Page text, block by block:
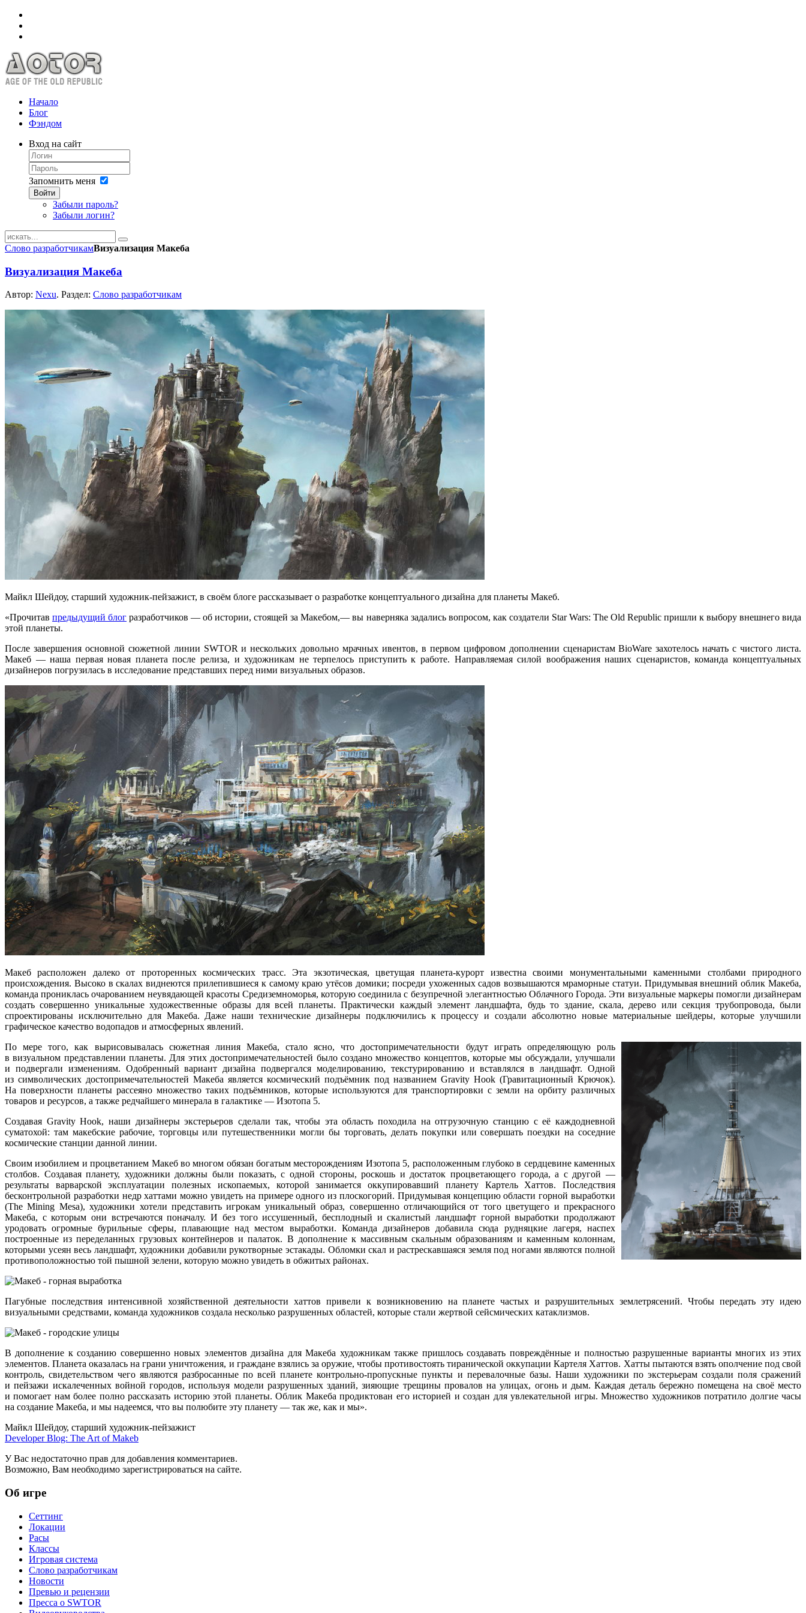
Начало
Блог
Фэндом
Вход на сайт
Запомнить меня
Войти
Забыли пароль?
Забыли логин?
Слово разработчикамВизуализация Макеба
Визуализация Макеба
Автор: Nexu. Раздел: Слово разработчикам
Майкл Шейдоу, старший художник-пейзажист, в своём блоге рассказывает о разработке концептуального дизайна для планеты Макеб.
«Прочитавпредыдущий блог разработчиков — об истории, стоящейза Макебом,— вы наверняказадались вопросом, как создатели Star Wars: The Old Republic пришли к выбору внешнего вида
этой планеты.
После завершения основной сюжетной линии SWTORи нескольких довольно мрачных ивентов, в первомцифровом дополнении сценаристам BioWare захотелось начатьс чистого листа.
Макеб —наша первая новая планета после релиза, и художникам не терпелось приступитьк работе. Направляемая силой воображения наших сценаристов, команда концептуальных
дизайнеров погрузилась в исследование представших перед ними визуальных образов.
Макеб расположен далекоот проторенныхкосмических трасс.Эта экзотическая, цветущаяпланета-курорт известна своими монументальными каменными столбами природного
происхождения. Высоко в скалах виднеются прилепившиеся к самомукраю утёсов домики; посреди ухоженных садов возвышаются мраморные статуи. Придумывая внешний облик Макеба,
команда прониклась очарованием неувядающей красоты Средиземноморья, которую соединилас безупречной элегантностью Облачного Города.Эти визуальныемаркеры помогли дизайнерам
создать совершенно уникальные художественные образы для всей планеты. Практически каждый элемент ландшафта, будь то здание, скала, дерево или секция трубопровода, были
спроектированы исключительно для Макеба.Даже наши технические дизайнеры подключились к процессу и создали абсолютно новые материальные шейдеры, которые улучшили
графическое качество водопадов и атмосферных явлений.
По мере того, как вырисовывалась сюжетная линия Макеба, стало ясно, что достопримечательности будут играть определяющую роль
в визуальном представлении планеты.Для этихдостопримечательностей было создано множество концептов, которыемы обсуждали, улучшали
и подвергали изменениям. Одобренный вариант дизайна подвергался моделированию, текстурированию и вставлялся в ландшафт. Одной
из символических достопримечательностей Макеба является космический подъёмник под названием Gravity Hook (Гравитационный Крючок).
На поверхности планеты рассеяно множество таких подъёмников, которые используются для транспортировки с земли на орбиту различных
товаров и ресурсов, а также редчайшего минерала в галактике — Изотопа 5.
Создавая Gravity Hook, наши дизайнеры экстерьеров сделали так, чтобы эта область походила на отгрузочную станцию сеё каждодневной
суматохой: там макебские рабочие, торговцы или путешественникимогли бы торговать, делать покупки или совершать поездкина соседние
космические станции данной линии.
Своим изобилием и процветанием Макеб во многом обязан богатым месторождениям Изотопа 5, расположенным глубоков сердцевинекаменных
столбов. Создавая планету, художники должны были показать,с одной стороны, роскошь и достаток процветающего города, а с другой —
результаты варварской эксплуатации полезных ископаемых, которой занимается оккупировавший планету Картель Хаттов. Последствия
бесконтрольной разработки недр хаттами можно увидеть на примереодногоиз плоскогорий. Придумывая концепцию области горной выработки
(The Mining Mesa), художники хотели представить игрокам уникальный образ, совершенно отличающийсяот тогоцветущего и прекрасного
Макеба, с которым они встречаются поначалу.И безтого иссушенный, бесплодный и скалистый ландшафт горной выработки продолжают
уродовать огромные бурильные сферы, плавающие над местом выработки. Команда дизайнеров добавила сюда рудняцкие лагеря, наспех
построенныеиз переделанных грузовых контейнерови палаток. В дополнение к массивнымскальным образованиям и каменным колоннам,
которыми усеян весь ландшафт, художники добавили рукотворные эстакады. Обломки скал и растрескавшаяся земля под ногами являются полной
противоположностью той пышной зелени, которую можно увидеть в обжитых районах.
Пагубные последствия интенсивной хозяйственной деятельности хаттов привели к возникновению на планете частыхи разрушительных землетрясений. Чтобы передать эту идею
визуальными средствами, команда художников создала несколько разрушенных областей, которые стали жертвой сейсмических катаклизмов.
В дополнение к созданию совершенно новых элементов дизайна для Макеба художникам также пришлось создавать повреждённыеи полностьюразрушенные варианты многих из этих
элементов. Планета оказаласьна грани уничтожения, и гражданевзялись за оружие, чтобы противостоять тиранической оккупации Картеля Хаттов. Хатты пытаются взять ополчение под свой
контроль, свидетельством чего являются разбросанные по всей планете контрольно-пропускные пункты и перевалочныебазы. Наши художники по экстерьерам создали поля сражений
и пейзажи искалеченных войной городов, используя модели разрушенных зданий, зияющие трещины проваловна улицах, огонь и дым. Каждая деталь бережно помещена на своёместо
и помогает нам более полно рассказать историю этой планеты. Облик Макеба продиктован его историей и создан для увлекательной игры. Множество художников потратило долгие часы
на создание Макеба, и мы надеемся, что вы полюбите эту планету — так же, как и мы».
Майкл Шейдоу, старший художник-пейзажист
Developer Blog: The Art of Makeb
У Вас недостаточно прав для добавления комментариев.
Возможно, Вам необходимо зарегистрироваться на сайте.
Об игре
Сеттинг
Локации
Расы
Классы
Игровая система
Слово разработчикам
Новости
Превью и рецензии
Пресса о SWTOR